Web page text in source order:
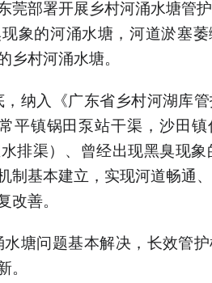
莞部署开展乡村河涌水塘管
象的河涌水塘，河道淤塞
村河涌水塘。
纳入《广东省乡村河湖库
平镇锅田泵站干渠，沙田
排渠）、曾经出现黑臭现
制基本建立，实现河道畅通
善。
塘问题基本解决，长效管